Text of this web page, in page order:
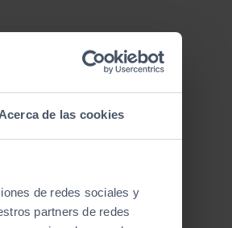
Acerca de las cookies
de redes sociales y
partners de redes